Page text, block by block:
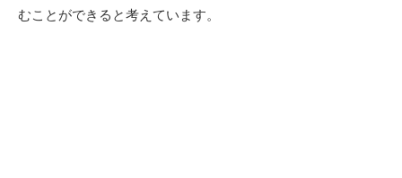
むことができると考えています。